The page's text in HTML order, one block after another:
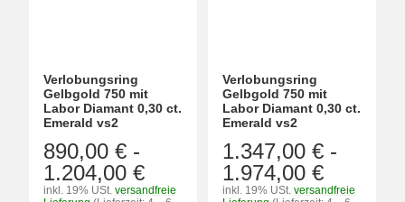
Verlobungsring
Gelbgold 750 mit
Labor Diamant 0,30 ct.
Emerald vs2
890,00 € -
1.204,00 €
inkl. 19% USt. versandfreie
Verlobungsring
Gelbgold 750 mit
Labor Diamant 0,30 ct.
Emerald vs2
1.347,00 € -
1.974,00 €
inkl. 19% USt. versandfreie